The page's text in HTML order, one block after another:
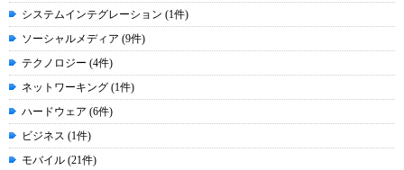
システムインテグレーション (1件)
ソーシャルメディア (9件)
テクノロジー (4件)
ネットワーキング (1件)
ハードウェア (6件)
ビジネス (1件)
モバイル (21件)